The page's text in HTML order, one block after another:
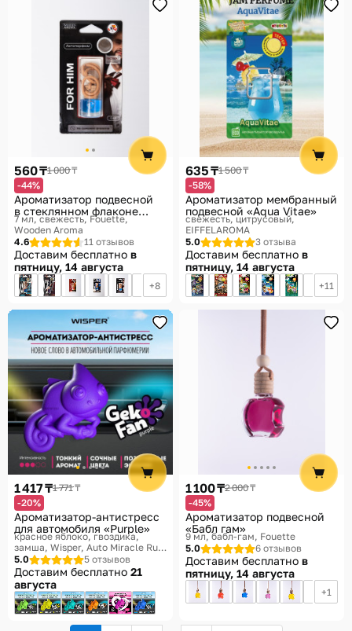
560 ₸1 000 ₸
-44%
Ароматизатор подвесной
в стеклянном флаконе
«Для него»
7 мл, свежесть Fouette,
Wooden Aroma
4.6
11 отзывов
Доставим бесплатно в
пятницу, 14 августа
8
635 ₸1 500 ₸
-58%
Ароматизатор мембранный
подвесной «Aqua Vitae»
свежесть, цитрусовый
EIFFELAROMA
5.0
3 отзыва
Доставим бесплатно в
пятницу, 14 августа
11
1 417 ₸1 771 ₸
-20%
Ароматизатор-антистресс
для автомобиля «Purple»
красное яблоко, гвоздика,
замша Wisper, Auto Miracle Rus,
GekoFan
5.0 5 отзывов
Доставим бесплатно 21
августа
1 100 ₸2 000 ₸
-45%
Ароматизатор подвесной
«Бабл гам»
9 мл, бабл-гам Fouette
5.0
6 отзывов
Доставим бесплатно в
пятницу, 14 августа
1